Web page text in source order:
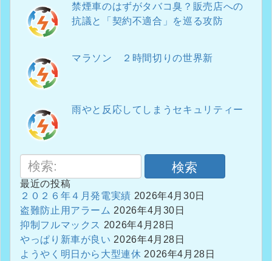
禁煙車のはずがタバコ臭？販売店への
抗議と「契約不適合」を巡る攻防
マラソン ２時間切りの世界新
雨やと反応してしまうセキュリティー
検索
最近の投稿
２０２６年４月発電実績 2026年4月30日
盗難防止用アラーム 2026年4月30日
抑制フルマックス 2026年4月28日
やっぱり新車が良い 2026年4月28日
ようやく明日から大型連休 2026年4月28日